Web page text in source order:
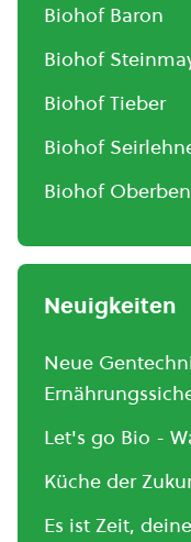
Biohof Baron
Biohof
Biohof Tieber
Biohof
Biohof
Neuigkeiten
Neue
Let's go Bio -
Küche der
Es ist Zeit,